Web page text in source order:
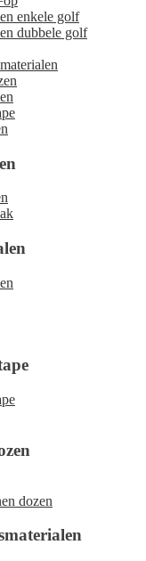
enkele golf
dubbele golf
dozen